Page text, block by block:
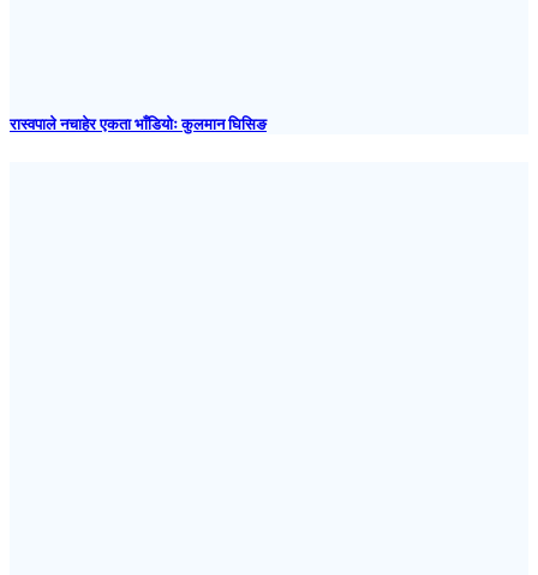
रास्वपाले नचाहेर एकता भाँडियोः कुलमान घिसिङ